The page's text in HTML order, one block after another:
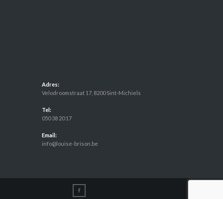
Adres:
Velodroomstraat 17, 8200 Sint-Michiels
Tel:
050 38 20 17
Email:
info@louise-brison.be